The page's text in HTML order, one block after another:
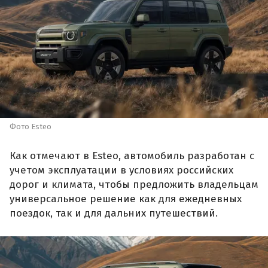
Фото Esteo
Как отмечают в Esteo, автомобиль разработан с
учетом эксплуатации в условиях российских
дорог и климата, чтобы предложить владельцам
универсальное решение как для ежедневных
поездок, так и для дальних путешествий.